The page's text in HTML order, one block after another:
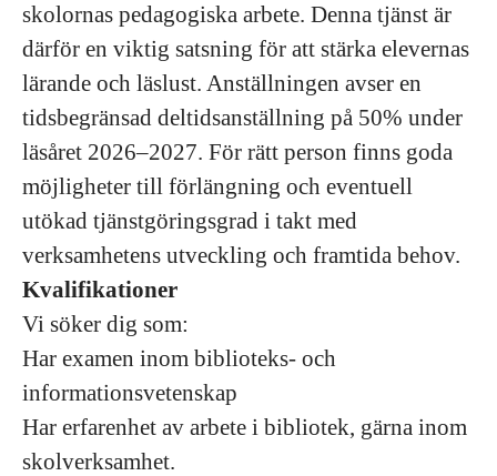
skolornas pedagogiska arbete. Denna tjänst är
därför en viktig satsning för att stärka elevernas
lärande och läslust. Anställningen avser en
tidsbegränsad deltidsanställning på 50% under
läsåret 2026–2027. För rätt person finns goda
möjligheter till förlängning och eventuell
utökad tjänstgöringsgrad i takt med
verksamhetens utveckling och framtida behov.
Kvalifikationer
Vi söker dig som:
Har examen inom biblioteks- och
informationsvetenskap
Har erfarenhet av arbete i bibliotek, gärna inom
skolverksamhet.